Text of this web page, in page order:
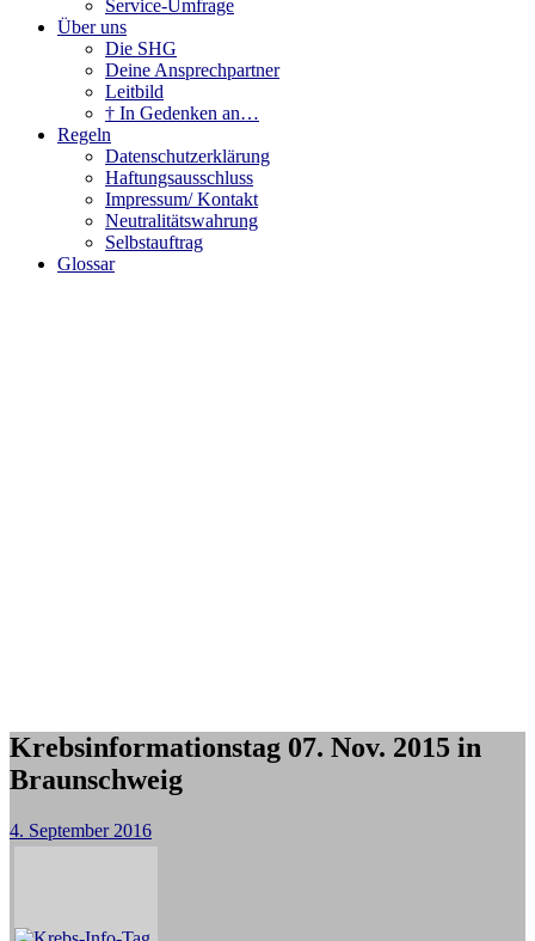
Service-Umfrage
Über uns
Die SHG
Deine Ansprechpartner
Leitbild
† In Gedenken an…
Regeln
Datenschutzerklärung
Haftungsausschluss
Impressum/ Kontakt
Neutralitätswahrung
Selbstauftrag
Glossar
Krebsinformationstag 07. Nov. 2015 in
Braunschweig
4. September 2016